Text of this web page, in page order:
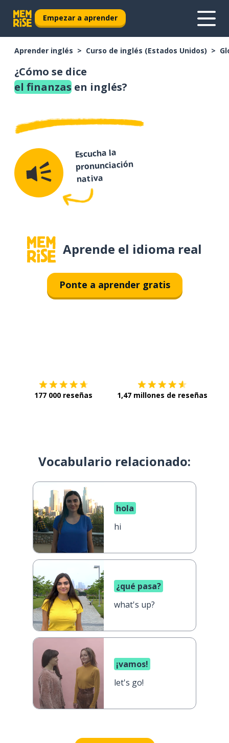
Empezar a aprender
Aprender inglés Curso de inglés (Estados Unidos)
¿Cómo se dice
el finanzas en inglés?
Escucha la
pronunciación
nativa
Aprende el idioma real
Ponte a aprender gratis
177 000 reseñas 1,47 millones de reseñas
Vocabulario relacionado:
hola
hi
¿qué pasa?
what's up?
¡vamos!
let's go!